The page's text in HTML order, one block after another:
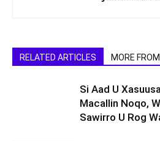
RELATED ARTICLES MORE
Si Aad U
Macallin Noqo,
Sawirro U Rog